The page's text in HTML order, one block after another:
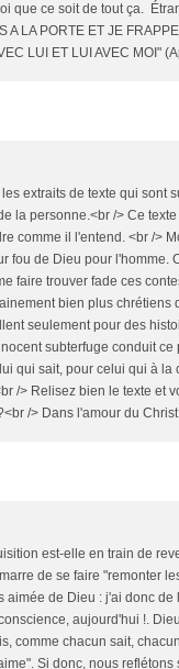
que ce soit de tout ça.
LA PORTE ET JE
LUI ET LUI AVEC MOI"
extraits de texte qui sont
la personne.<br /> Ce
comme il l'entend. <br />
fou de Dieu pour l'homme.
faire trouver fade ces
bien plus
seulement pour des
subterfuge conduit
qui sait, pour celui qui à
/> Relisez bien le texte et
/> Dans l'amour du
est-elle en train de
de se faire "remonter
de Dieu : j'ai donc
aujourd'hui !.
comme chacun sait,
Si donc, nous